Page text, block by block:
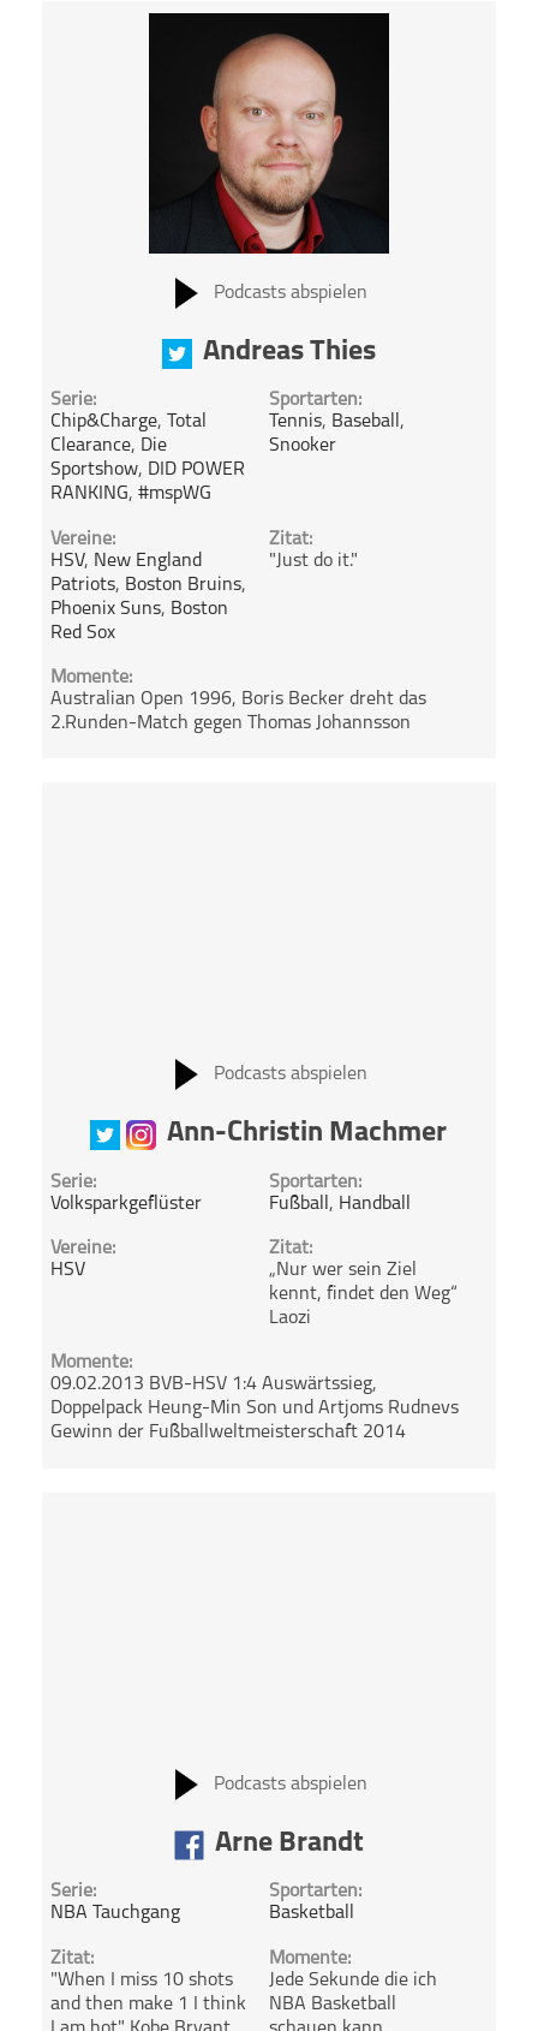
Podcasts abspielen
Andreas Thies
Serie:
Chip&Charge, Total
Clearance, Die
Sportshow, DID POWER
RANKING,#mspWG
Sportarten:
Tennis, Baseball,
Snooker
Vereine:
HSV, New England
Patriots, Boston Bruins,
Phoenix Suns, Boston
Red Sox
Zitat:
"Just do it."
Momente:
Australian Open 1996, Boris Becker dreht das
2.Runden-Match gegen Thomas Johannsson
Podcasts abspielen
Ann-Christin Machmer
Serie:
Volksparkgeflüster
Sportarten:
Fußball , Handball
Vereine:
HSV
Zitat:
„Nur wer sein Ziel
kennt, findet den Weg“
Laozi
Momente:
09.02.2013 BVB-HSV 1:4 Auswärtssieg,
Doppelpack Heung-Min Son und Artjoms Rudnevs
Gewinn der Fußballweltmeisterschaft 2014
Podcasts abspielen
Arne Brandt
Serie:
NBA Tauchgang
Sportarten:
Basketball
Zitat:
"When I miss 10 shots
and then make 1 I think
Momente:
Jede Sekunde die ich
NBA Basketball